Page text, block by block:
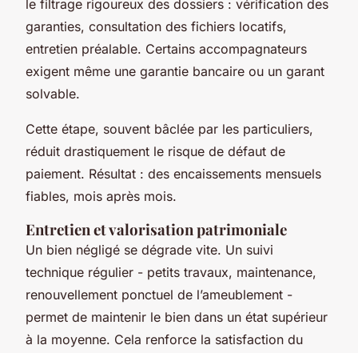
le filtrage rigoureux des dossiers : vérification des
garanties, consultation des fichiers locatifs,
entretien préalable. Certains accompagnateurs
exigent même une garantie bancaire ou un garant
solvable.
Cette étape, souvent bâclée par les particuliers,
réduit drastiquement le risque de défaut de
paiement. Résultat : des encaissements mensuels
fiables, mois après mois.
Entretien et valorisation patrimoniale
Un bien négligé se dégrade vite. Un suivi
technique régulier - petits travaux, maintenance,
renouvellement ponctuel de l’ameublement -
permet de maintenir le bien dans un état supérieur
à la moyenne. Cela renforce la satisfaction du